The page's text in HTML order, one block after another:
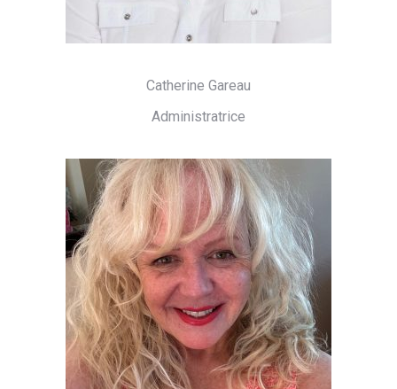
Catherine Gareau
Administratrice